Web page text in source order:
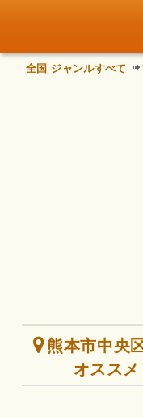
全国 ジャンルすべて
熊本市中央
オススメ